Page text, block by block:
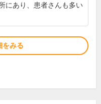
にあり、患者さんも多い
をみる